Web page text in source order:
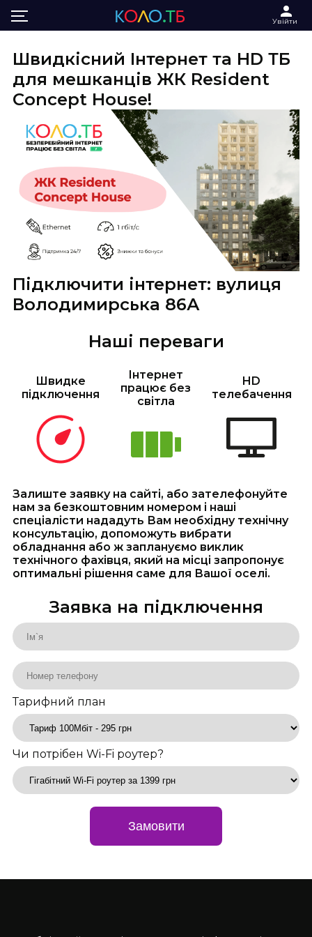
Увійти
Головна Інтернет та ТБ в ЖК Resident Concept House
Швидкісний Інтернет та HD ТБ
для мешканців ЖК Resident
Concept House!
Підключити інтернет: вулиця
Володимирська 86А
Наші переваги
Швидке
підключення
Інтернет
працює без
світла
HD
телебачення
Залиште заявку на сайті, або зателефонуйте
нам за безкоштовним номером і наші
спеціалісти нададуть Вам необхідну технічну
консультацію, допоможуть вибрати
обладнання або ж заплануємо виклик
технічного фахівця, який на місці запропонує
оптимальні рішення саме для Вашої оселі.
Заявка на підключення
Тарифний план
Чи потрібен Wi-Fi роутер?
Замовити